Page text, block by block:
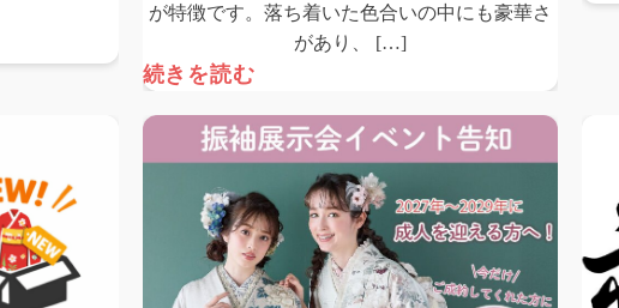
が特徴です。落ち着いた色合いの中にも豪華さ
があり、 […]
続きを読む